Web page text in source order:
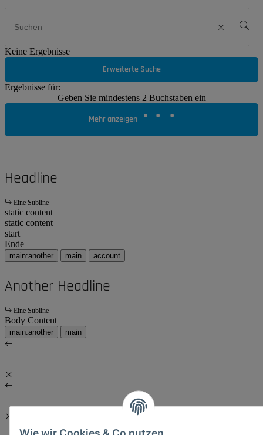
Keine Ergebnisse
Erweiterte Suche
Ergebnisse für:
Geben Sie mindestens 2 Buchstaben ein
Mehr anzeigen
Headline
Eine Subline
static content
static content
start
Ende
main:another main account
Another Headline
Eine Subline
Body Content
main:another main